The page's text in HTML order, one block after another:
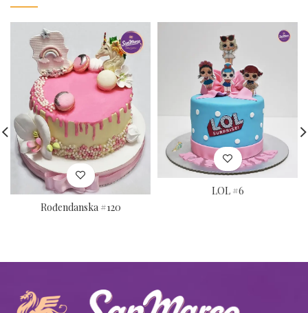
Rođendanska #120
LOL #6